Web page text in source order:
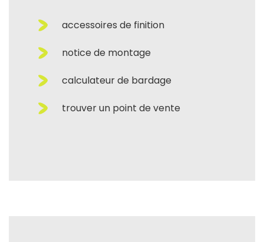
accessoires de finition
notice de montage
calculateur de bardage
trouver un point de vente